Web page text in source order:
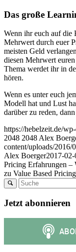
Das große
Wenn ihr euch auf die
Mehrwert durch euer
meisten Geld
diesen Mehrwert
Thema werdet ihr in
hören.
Wenn es unter euch
Modell hat und Lust
darüber zu reden, dann
https://hebelzeit.de/
2048 2048 Alex
content/uploads/
Alex Boerger2017-
Pricing Erfahrungen –
zu Value Based
Jetzt abonnieren